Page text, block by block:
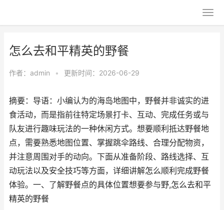
怎么去和平精英的野餐
作者： admin • 更新时间：2026-06-29
摘要：导语：小编认为的海岛地图中，野餐并非诚实的进
食活动，而是指前往特定场景打卡、互动、完成任务或与
队友进行趣味玩法的一种休闲方式。想要顺利抵达野餐地
点，需要熟悉地图位置、掌握跳伞路线、合理分配物资，
并注意周围对手的动向。下面从准备阶段、路线选择、互
动玩法以及安全技巧等方面，详细讲解怎么顺利完成野餐
体验。一、了解野餐点的具体位置想要参与野,怎么去和平
精英的野餐